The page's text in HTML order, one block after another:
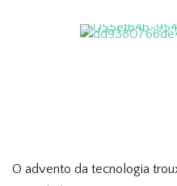
O advento da tecnologia